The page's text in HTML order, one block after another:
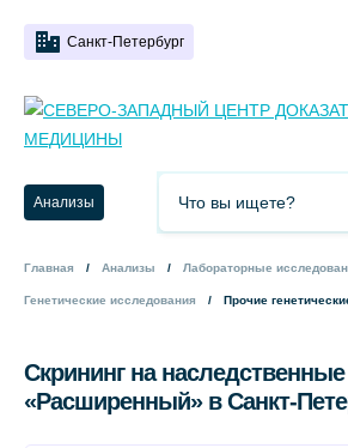
Санкт-Петербург
Анализы
Главная Анализы Лабораторные
Генетические исследования Прочие
Скрининг на
«Расширенный» в Санкт-